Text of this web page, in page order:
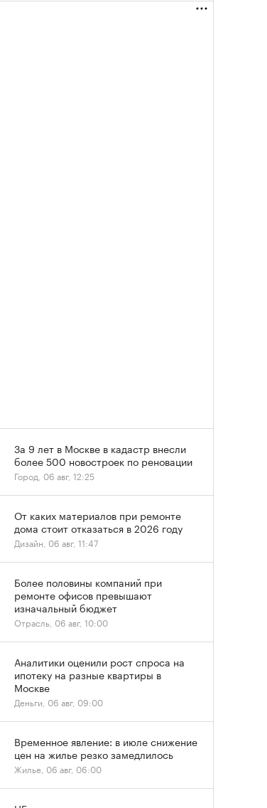
За 9 лет в Москве в кадастр внесли
более 500 новостроек по реновации
Город, 06 авг, 12:25
От каких материалов при ремонте
дома стоит отказаться в 2026 году
Дизайн, 06 авг, 11:47
Более половины компаний при
ремонте офисов превышают
изначальный бюджет
Отрасль, 06 авг, 10:00
Аналитики оценили рост спроса на
ипотеку на разные квартиры в
Москве
Деньги, 06 авг, 09:00
Временное явление: в июле снижение
цен на жилье резко замедлилось
Жилье, 06 авг, 06:00